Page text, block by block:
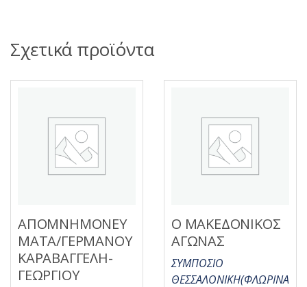
Σχετικά προϊόντα
ΑΠΟΜΝΗΜΟΝΕΥ
ΜΑΤΑ/ΓΕΡΜΑΝΟΥ
ΚΑΡΑΒΑΓΓΕΛΗ-
ΓΕΩΡΓΙΟΥ
Ο ΜΑΚΕΔΟΝΙΚΟΣ
ΑΓΩΝΑΣ
ΣΥΜΠΟΣΙΟ
ΘΕΣΣΑΛΟΝΙΚΗ(ΦΛΩΡΙΝΑ